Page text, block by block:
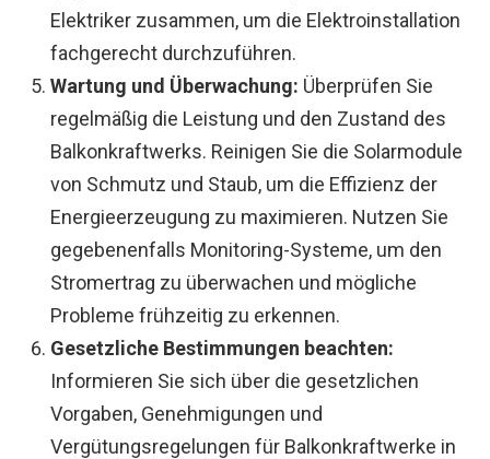
Elektriker zusammen, um die Elektroinstallation
fachgerecht durchzuführen.
Wartung und Überwachung: Überprüfen Sie
regelmäßig die Leistung und den Zustand des
Balkonkraftwerks. Reinigen Sie die Solarmodule
von Schmutz und Staub, um die Effizienz der
Energieerzeugung zu maximieren. Nutzen Sie
gegebenenfalls Monitoring-Systeme, um den
Stromertrag zu überwachen und mögliche
Probleme frühzeitig zu erkennen.
Gesetzliche Bestimmungen beachten:
Informieren Sie sich über die gesetzlichen
Vorgaben, Genehmigungen und
Vergütungsregelungen für Balkonkraftwerke in